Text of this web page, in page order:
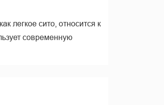
легкое сито, относится к
современную